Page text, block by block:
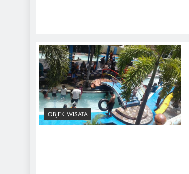
OBJEK WISATA